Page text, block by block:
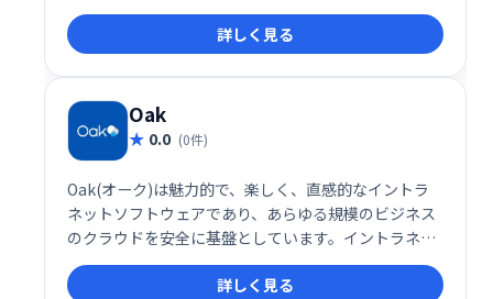
詳しく見る
Oak
0.0 (0件)
Oak(オーク)は魅力的で、楽しく、直感的なイントラ
ネットソフトウェアであり、あらゆる規模のビジネス
のクラウドを安全に基盤としています。イントラネッ
トは数時間で稼働します。コンサルタントや技術的な
リソースは必要ありません。
詳しく見る